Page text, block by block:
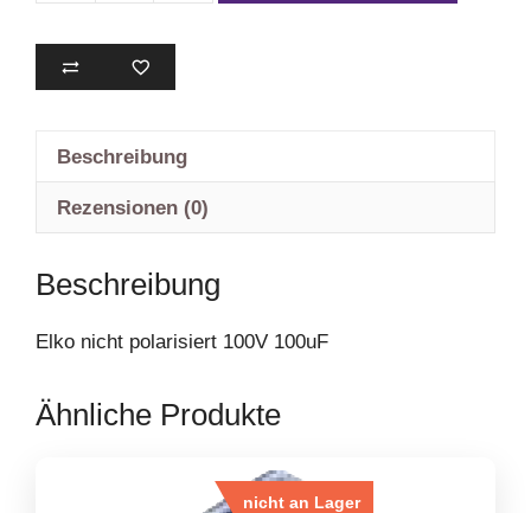
Beschreibung
Rezensionen (0)
Beschreibung
Elko nicht polarisiert 100V 100uF
Ähnliche Produkte
nicht an Lager